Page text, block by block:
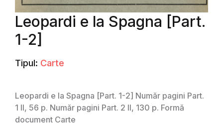
Leopardi e la Spagna [Part.
1-2]
Tipul: Carte
Leopardi e la Spagna [Part. 1-2] Număr pagini Part.
1 II, 56 p. Număr pagini Part. 2 II, 130 p. Formă
document Carte